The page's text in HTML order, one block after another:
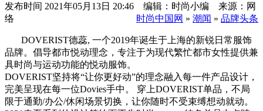
发布时间 2021年05月13日 20:46 编辑：时尚小编 来源：网
络
时尚中国网 » 潮闻 » 品牌头条
DOVERIST德蕊, 一个2019年诞生于上海的新锐日常服饰
品牌。倡导都市悦动理念，专注于为现代繁忙都市女性提供兼
具时尚与运动功能的悦动服饰。
DOVERIST坚持将“让你更好动”的理念融入每一件产品设计，
完美呈现在每一位Dovies手中。 穿上DOVERIST单品，不局
限于通勤/办公/休闲场景切换，让你随时不受束缚想动就动。